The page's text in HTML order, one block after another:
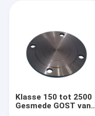
Klasse 150 tot 2500
Gesmede GOST van